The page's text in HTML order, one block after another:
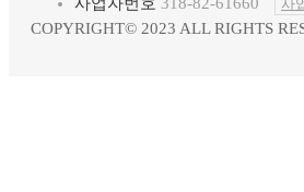
사업자번호 318-82-61660 사
COPYRIGHT© 2023 ALL RIGHTS